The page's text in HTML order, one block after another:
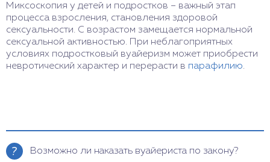
Миксоскопия у детей и подростков – важный этап
процесса взросления, становления здоровой
сексуальности. С возрастом замещается нормальной
сексуальной активностью. При неблагоприятных
условиях подростковый вуайеризм может приобрести
невротический характер и перерасти в парафилию.
Возможно ли наказать вуайериста по закону?